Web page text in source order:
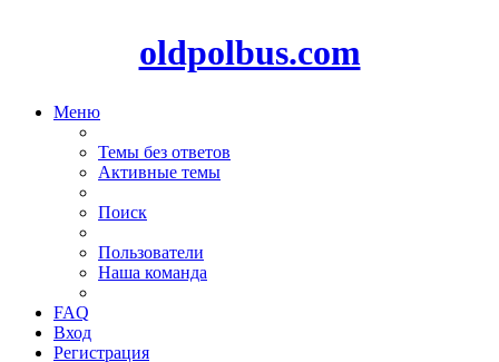
oldpolbus.com
Меню
Темы без ответов
Активные темы
Поиск
Пользователи
Наша команда
FAQ
Вход
Регистрация